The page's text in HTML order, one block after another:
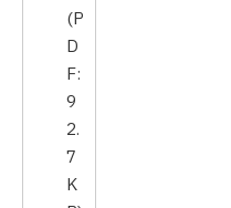
(P
D
F:
9
2.
7
K